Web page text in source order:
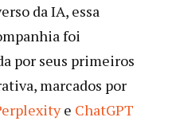
da IA, essa
foi
por seus primeiros
marcados por
e ChatGPT